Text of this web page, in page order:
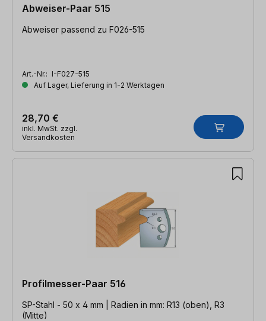
Abweiser-Paar 515
Abweiser passend zu F026-515
Art.-Nr.: I-F027-515
Auf Lager, Lieferung in 1-2 Werktagen
28,70 €
inkl. MwSt. zzgl.
Versandkosten
Profilmesser-Paar 516
SP-Stahl - 50 x 4 mm | Radien in mm: R13 (oben), R3
(Mitte)